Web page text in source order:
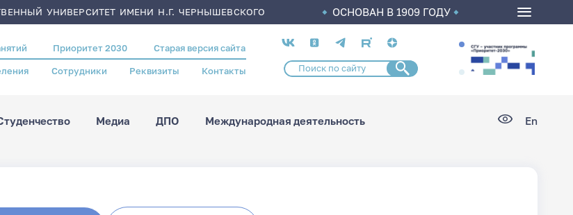
УНИВЕРСИТЕТ ИМЕНИ Н.Г. ЧЕРНЫШЕВСКОГО ОСНОВАН В 1909 ГОДУ
Приоритет 2030 Старая версия сайта
Сотрудники Реквизиты Контакты
Социальные
сети
Медиа ДПО Международная деятельность En